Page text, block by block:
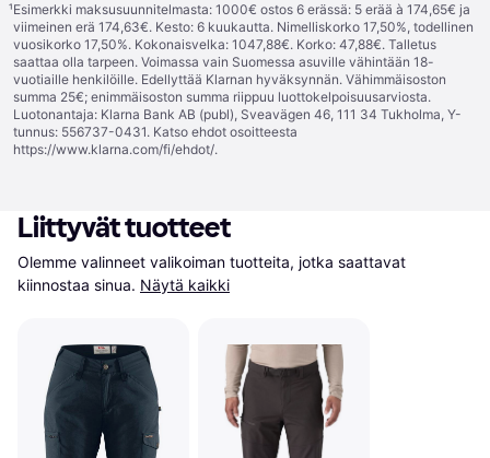
¹Esimerkki maksusuunnitelmasta: 1000€ ostos 6 erässä: 5 erää à 174,65€ ja
viimeinen erä 174,63€. Kesto: 6 kuukautta. Nimelliskorko 17,50%, todellinen
vuosikorko 17,50%. Kokonaisvelka: 1047,88€. Korko: 47,88€. Talletus
saattaa olla tarpeen. Voimassa vain Suomessa asuville vähintään 18-
vuotiaille henkilöille. Edellyttää Klarnan hyväksynnän. Vähimmäisoston
summa 25€; enimmäisoston summa riippuu luottokelpoisuusarviosta.
Luotonantaja: Klarna Bank AB (publ), Sveavägen 46, 111 34 Tukholma, Y-
tunnus: 556737-0431. Katso ehdot osoitteesta
https://www.klarna.com/fi/ehdot/.
Liittyvät tuotteet
Olemme valinneet valikoiman tuotteita, jotka saattavat
kiinnostaa sinua. Näytä kaikki